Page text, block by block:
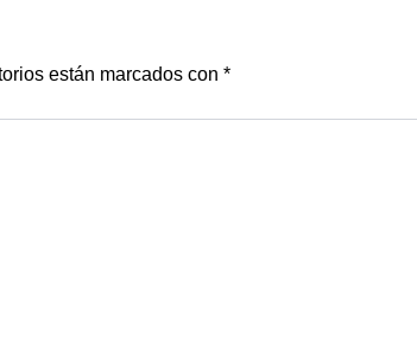
están marcados con *